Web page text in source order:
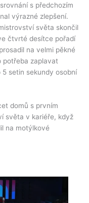
s předchozím
výrazné zlepšení.
světa skončil
čtvrté desítce pořadí
na velmi pěkné
potřeba zaplavat
setin sekundy osobní
domů s prvním
světa v kariéře, když
na motýlkové